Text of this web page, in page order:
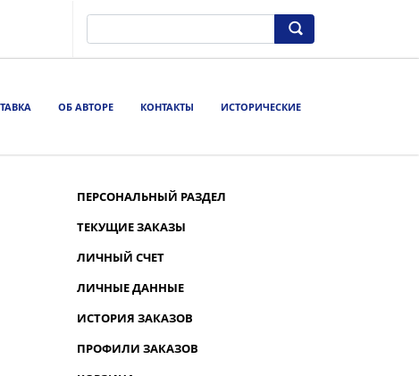
ОБ АВТОРЕ КОНТАКТЫ ИСТОРИЧЕСКИЕ
ПЕРСОНАЛЬНЫЙ РАЗДЕЛ
ТЕКУЩИЕ ЗАКАЗЫ
ЛИЧНЫЙ СЧЕТ
ЛИЧНЫЕ ДАННЫЕ
ИСТОРИЯ ЗАКАЗОВ
ПРОФИЛИ ЗАКАЗОВ